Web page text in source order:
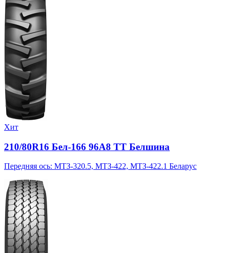
Хит
210/80R16 Бел-166 96A8 TT Белшина
Передняя ось: МТЗ-320.5, МТЗ-422, МТЗ-422.1 Беларус